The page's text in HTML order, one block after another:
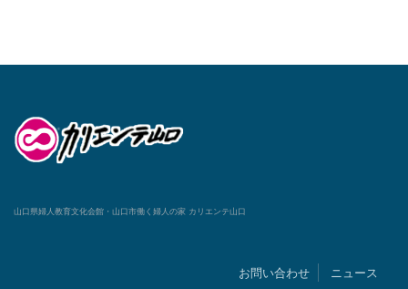
山口県婦人教育文化会館・山口市働く婦人の家 カリエンテ山口
お問い合わせ ニュース